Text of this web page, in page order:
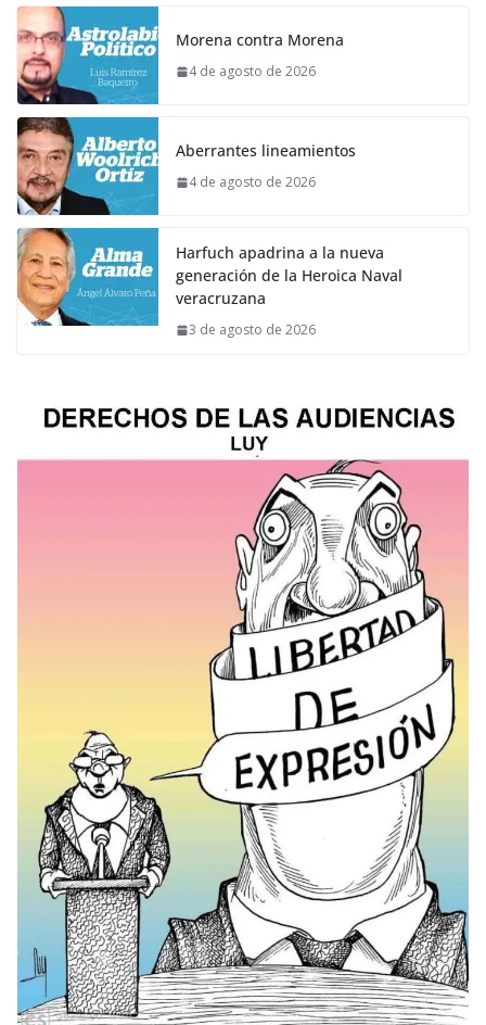
Morena contra Morena
4 de agosto de 2026
Aberrantes lineamientos
4 de agosto de 2026
Harfuch apadrina a la nueva
generación de la Heroica Naval
veracruzana
3 de agosto de 2026